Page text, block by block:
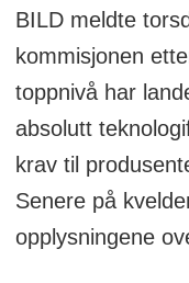
BILD meldte
kommisjonen
toppnivå har
absolutt
krav til
Senere på
opplysningene